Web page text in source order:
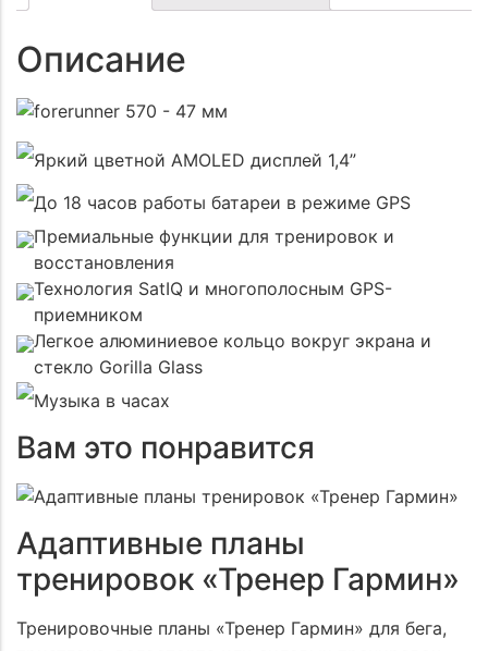
Описание
Яркий цветной AMOLED дисплей 1,4”
До 18 часов работы батареи в режиме GPS
Премиальные функции для тренировок и
восстановления
Технология SatIQ и многополосным GPS-
приемником
Легкое алюминиевое кольцо вокруг экрана и
стекло Gorilla Glass
Музыка в часах
Вам это понравится
Адаптивные планы
тренировок «Тренер Гармин»
Тренировочные планы «Тренер Гармин» для бега,